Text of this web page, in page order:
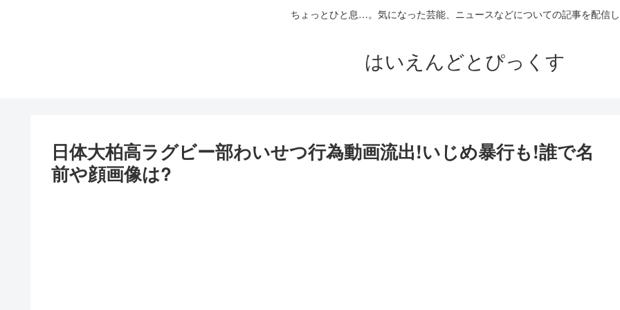
ちょっとひと息…。気になった芸能、ニュースなどについての記事を配信
はいえんどとぴっくす
日体大柏高ラグビー部わいせつ行為動画流出!いじめ暴行も!誰で名
前や顔画像は?